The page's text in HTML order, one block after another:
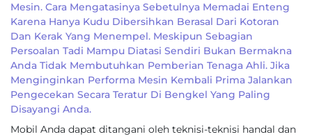
Mesin. Cara Mengatasinya Sebetulnya Memadai Enteng
Karena Hanya Kudu Dibersihkan Berasal Dari Kotoran
Dan Kerak Yang Menempel. Meskipun Sebagian
Persoalan Tadi Mampu Diatasi Sendiri Bukan Bermakna
Anda Tidak Membutuhkan Pemberian Tenaga Ahli. Jika
Menginginkan Performa Mesin Kembali Prima Jalankan
Pengecekan Secara Teratur Di Bengkel Yang Paling
Disayangi Anda.
Mobil Anda dapat ditangani oleh teknisi-teknisi handal dan